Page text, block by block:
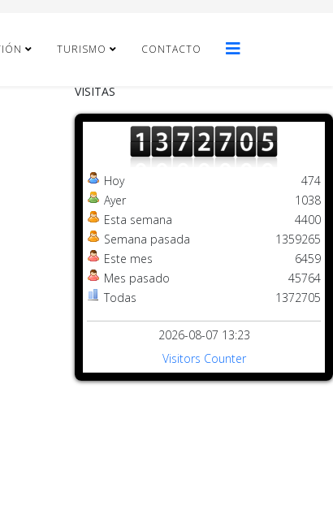
TURISMO CONTACTO
VISITAS
Hoy
Ayer
Esta semana
Semana pasada
Este mes
Mes pasado
Todas
474
1038
4400
1359265
6459
45764
1372705
2026-08-07 13:23
Visitors Counter